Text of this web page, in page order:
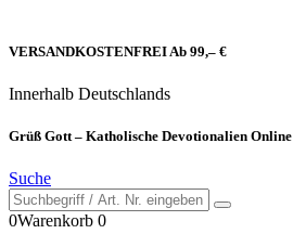
VERSANDKOSTENFREI Ab 99,– €
Innerhalb Deutschlands
Grüß Gott – Katholische Devotionalien Online
Suche
0Warenkorb 0